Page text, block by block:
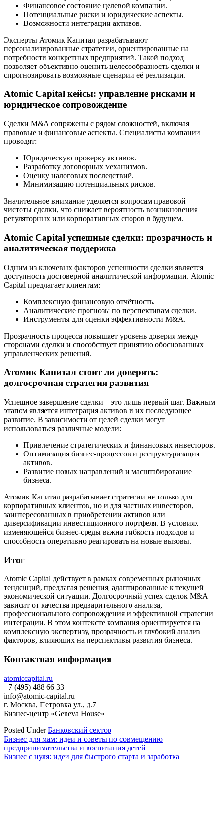
Финансовое состояние целевой компании.
Потенциальные риски и юридические аспекты.
Возможности интеграции активов.
Эксперты Атомик Капитал разрабатывают
персонализированные стратегии, ориентированные на
потребности конкретных предприятий. Такой подход
позволяет объективно оценить целесообразность сделки и
спрогнозировать возможные сценарии её реализации.
Atomic Capital кейсы: управление рисками и
юридическое сопровождение
Сделки M&A сопряжены с рядом сложностей, включая
правовые и финансовые аспекты. Специалисты компании
проводят:
Юридическую проверку активов.
Разработку договорных механизмов.
Оценку налоговых последствий.
Минимизацию потенциальных рисков.
Значительное внимание уделяется вопросам правовой
чистоты сделки, что снижает вероятность возникновения
регуляторных или корпоративных споров в будущем.
Atomic Capital успешные сделки: прозрачность и
аналитическая поддержка
Одним из ключевых факторов успешности сделки является
доступность достоверной аналитической информации. Atomic
Capital предлагает клиентам:
Комплексную финансовую отчётность.
Аналитические прогнозы по перспективам сделки.
Инструменты для оценки эффективности M&A.
Прозрачность процесса повышает уровень доверия между
сторонами сделки и способствует принятию обоснованных
управленческих решений.
Атомик Капитал стоит ли доверять:
долгосрочная стратегия развития
Успешное завершение сделки – это лишь первый шаг. Важным
этапом является интеграция активов и их последующее
развитие. В зависимости от целей сделки могут
использоваться различные модели:
Привлечение стратегических и финансовых инвесторов.
Оптимизация бизнес-процессов и реструктуризация
активов.
Развитие новых направлений и масштабирование
бизнеса.
Атомик Капитал разрабатывает стратегии не только для
корпоративных клиентов, но и для частных инвесторов,
заинтересованных в приобретении активов или
диверсификации инвестиционного портфеля. В условиях
изменяющейся бизнес-среды важна гибкость подходов и
способность оперативно реагировать на новые вызовы.
Итог
Atomic Capital действует в рамках современных рыночных
тенденций, предлагая решения, адаптированные к текущей
экономической ситуации. Долгосрочный успех сделок M&A
зависит от качества предварительного анализа,
профессионального сопровождения и эффективной стратегии
интеграции. В этом контексте компания ориентируется на
комплексную экспертизу, прозрачность и глубокий анализ
факторов, влияющих на перспективы развития бизнеса.
Контактная информация
atomiccapital.ru
+7 (495) 488 66 33
info@atomic-capital.ru
г. Москва, Петровка ул., д.7
Бизнес-центр «Geneva House»
Posted UnderБанковский сектор
Навигация
по
Бизнес для мам: идеи и советы по совмещению
предпринимательства и воспитания детей
Бизнес с нуля: идеи для быстрого старта и заработка